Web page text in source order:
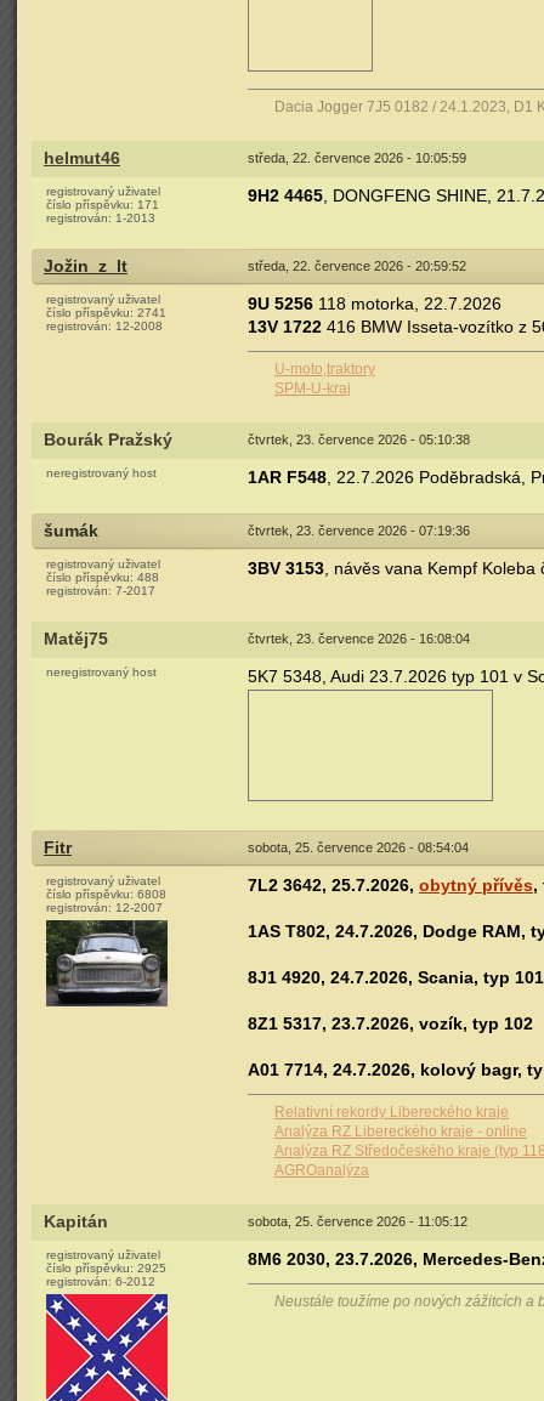
Dacia Jogger 7J5 0182 / 24.1.2023, D1
helmut46 středa, 22. července 2026 - 10:05:59
registrovaný uživatel
číslo příspěvku: 171
registrován: 1-2013
9H2 4465 , DONGFENG SHINE,
Jožin_z_lt středa, 22. července 2026 - 20:59:52
registrovaný uživatel
číslo příspěvku: 2741
registrován: 12-2008
9U 5256 118 motorka, 22.7.2026
13V 1722 416 BMW Isseta-vozítko z
U-moto,traktory
SPM-U-kraj
Bourák Pražský čtvrtek, 23. července 2026 - 05:10:38
neregistrovaný host 1AR F548 , 22.7.2026 Poděbradská,
šumák čtvrtek, 23. července 2026 - 07:19:36
registrovaný uživatel
číslo příspěvku: 488
registrován: 7-2017
3BV 3153 , návěs vana Kempf
Matěj75 čtvrtek, 23. července 2026 - 16:08:04
neregistrovaný host 5K7 5348, Audi 23.7.2026 typ 101 v
Fitr sobota, 25. července 2026 - 08:54:04
registrovaný uživatel
číslo příspěvku: 6808
registrován: 12-2007
7L2 3642, 25.7.2026, obytný přívěs,
1AS T802, 24.7.2026, Dodge RAM,
8J1 4920, 24.7.2026, Scania, typ 101
8Z1 5317, 23.7.2026, vozík, typ 102
A01 7714, 24.7.2026, kolový bagr,
Relativní rekordy Libereckého kraje
Analýza RZ Libereckého kraje - online
Analýza RZ Středočeského kraje (typ
AGROanalýza
Kapitán sobota, 25. července 2026 - 11:05:12
registrovaný uživatel
číslo příspěvku: 2925
registrován: 6-2012
8M6 2030, 23.7.2026, Mercedes-
Neustále toužíme po nových zážitcích a